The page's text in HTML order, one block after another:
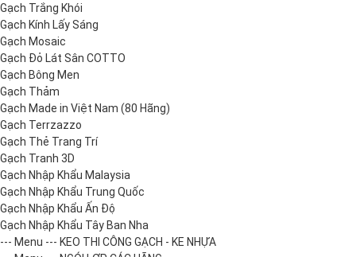
Gạch Trắng Khói
Gạch Kính Lấy Sáng
Gạch Mosaic
Gạch Đỏ Lát Sân COTTO
Gạch Bông Men
Gạch Thảm
Gạch Made in Việt Nam (80 Hãng)
Gạch Terrzazzo
Gạch Thẻ Trang Trí
Gạch Tranh 3D
Gạch Nhập Khẩu Malaysia
Gạch Nhập Khẩu Trung Quốc
Gạch Nhập Khẩu Ấn Độ
Gạch Nhập Khẩu Tây Ban Nha
--- Menu --- KEO THI CÔNG GẠCH - KE NHỰA